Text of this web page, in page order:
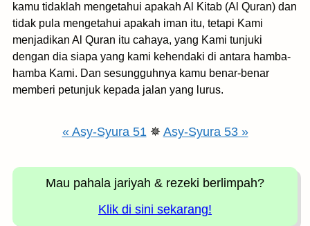
kamu tidaklah mengetahui apakah Al Kitab (Al Quran) dan
tidak pula mengetahui apakah iman itu, tetapi Kami
menjadikan Al Quran itu cahaya, yang Kami tunjuki
dengan dia siapa yang kami kehendaki di antara hamba-
hamba Kami. Dan sesungguhnya kamu benar-benar
memberi petunjuk kepada jalan yang lurus.
« Asy-Syura 51✵ Asy-Syura 53 »
Mau pahala jariyah & rezeki berlimpah?
Klik di sini sekarang!